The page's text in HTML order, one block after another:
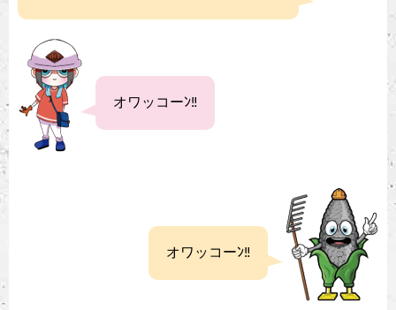
オワッコーﾝ‼︎
オワッコーﾝ‼︎